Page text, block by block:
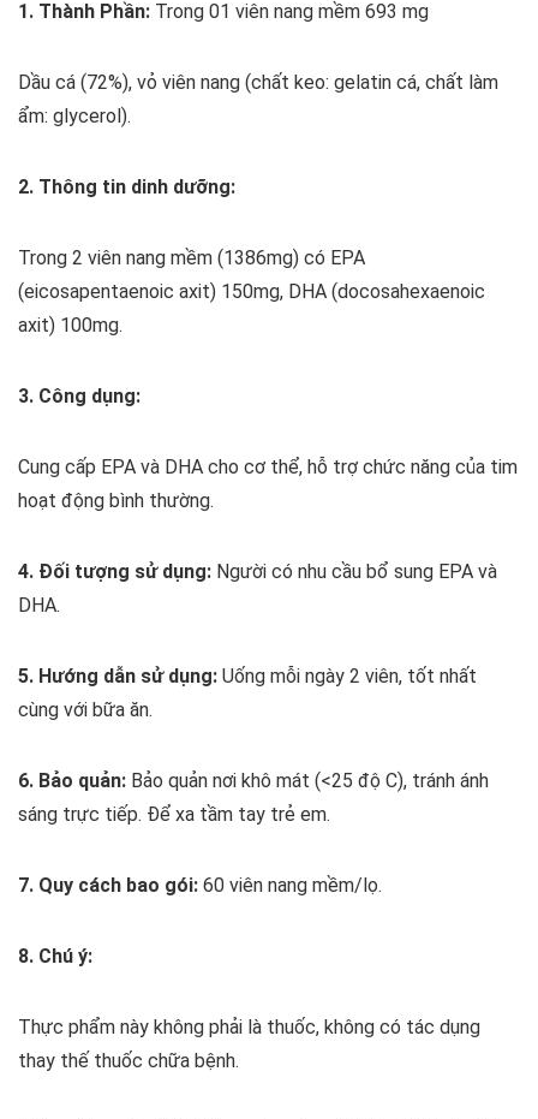
1. Thành Phần: Trong 01 viên nang mềm 693 mg
Dầu cá (72%), vỏ viên nang (chất keo: gelatin cá, chất làm
ẩm: glycerol).
2. Thông tin dinh dưỡng:
Trong 2 viên nang mềm (1386mg) có EPA
(eicosapentaenoic axit) 150mg, DHA (docosahexaenoic
axit) 100mg.
3. Công dụng:
Cung cấp EPA và DHA cho cơ thể, hỗ trợ chức năng của tim
hoạt động bình thường.
4. Đối tượng sử dụng: Người có nhu cầu bổ sung EPA và
DHA.
5. Hướng dẫn sử dụng: Uống mỗi ngày 2 viên, tốt nhất
cùng với bữa ăn.
6. Bảo quản: Bảo quản nơi khô mát (<25 độ C), tránh ánh
sáng trực tiếp. Để xa tầm tay trẻ em.
7. Quy cách bao gói: 60 viên nang mềm/lọ.
8. Chú ý:
Thực phẩm này không phải là thuốc, không có tác dụng
thay thế thuốc chữa bệnh.